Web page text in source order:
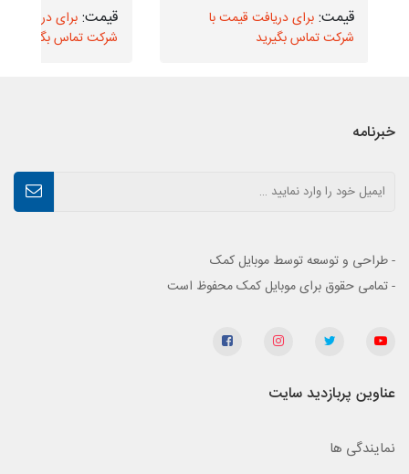
برای دریافت قیمت با
شرکت تماس بگیرید
برای دریافت
شرکت تماس بگیرید
خبرنامه
- طراحی و توسعه توسط موبایل کمک
- تمامی حقوق برای موبایل کمک محفوظ است
عناوین پربازدید سایت
نمایندگی ها